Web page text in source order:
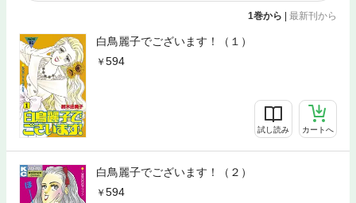
1巻から 最新刊から
白鳥麗子でございます！（１）
594
試し読み カートへ
白鳥麗子でございます！（２）
594